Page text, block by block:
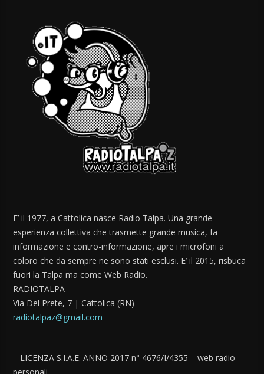
E’ il 1977, a Cattolica nasce Radio Talpa. Una grande
esperienza collettiva che trasmette grande musica, fa
informazione e contro-informazione, apre i microfoni a
coloro che da sempre ne sono stati esclusi. E’ il 2015, risbuca
fuori la Talpa ma come Web Radio.
RADIOTALPA
Via Del Prete, 7 | Cattolica (RN)
radiotalpaz@gmail.com
– LICENZA S.I.A.E. ANNO 2017 n° 4676/I/4355 – web radio